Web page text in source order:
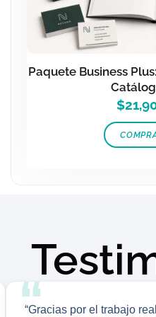
Paquete Business
$
“Gracias por el trabajo